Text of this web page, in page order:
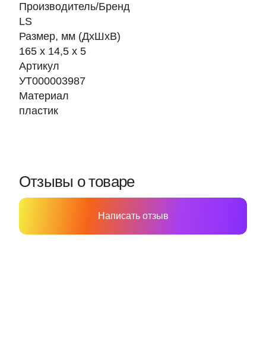
Производитель/Бренд
LS
Размер, мм (ДхШхВ)
165 х 14,5 х 5
Артикул
УТ000003987
Материал
пластик
Отзывы о товаре
Написать отзыв